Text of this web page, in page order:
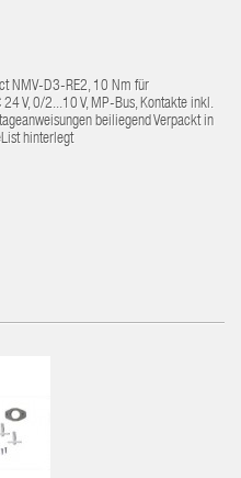
NMV-D3-RE2, 10 Nm für
V, 0/2...10 V, MP-Bus, Kontakte inkl.
beiliegend Verpackt in
hinterlegt